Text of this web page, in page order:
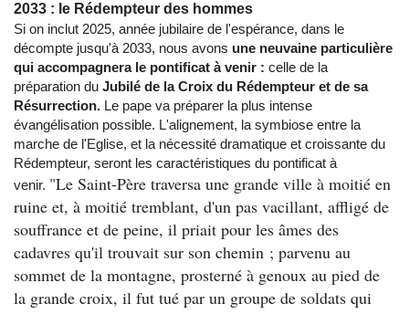
2033 : le Rédempteur des hommes
Si on inclut 2025, année jubilaire de l'espérance, dans le
décompte jusqu'à 2033, nous avons une neuvaine particulière
qui accompagnera le pontificat à venir : celle de la
préparation du Jubilé de la Croix du Rédempteur et de sa
Résurrection. Le pape va préparer la plus intense
évangélisation possible. L'alignement, la symbiose entre la
marche de l'Eglise, et la nécessité dramatique et croissante du
Rédempteur, seront les caractéristiques du pontificat à
venir. "Le Saint-Père traversa une grande ville à moitié en
ruine et, à moitié tremblant, d'un pas vacillant, affligé de
souffrance et de peine, il priait pour les âmes des
cadavres qu'il trouvait sur son chemin ; parvenu au
sommet de la montagne, prosterné à genoux au pied de
la grande croix, il fut tué par un groupe de soldats qui